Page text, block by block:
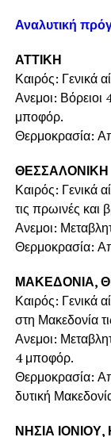
Αναλυτική
ΑΤΤΙΚΗ
Καιρός: Γενικά
Ανεμοι: Βόρειοι
μποφόρ.
Θερμοκρασία:
ΘΕΣΣΑΛΟΝΙΚΗ
Καιρός: Γενικά
τις πρωινές και
Ανεμοι:
Θερμοκρασία:
ΜΑΚΕΔΟΝΙΑ,
Καιρός: Γενικά
στη Μακεδονία
Ανεμοι:
4 μποφόρ.
Θερμοκρασία:
δυτική
ΝΗΣΙΑ